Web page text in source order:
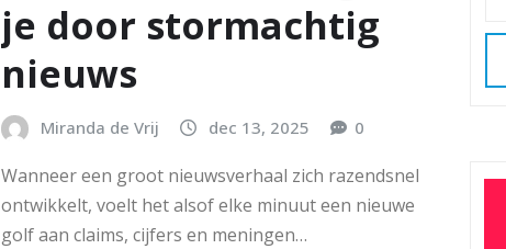
je door stormachtig
nieuws
Miranda de Vrij dec 13, 2025 0
Wanneer een groot nieuwsverhaal zich razendsnel
ontwikkelt, voelt het alsof elke minuut een nieuwe
golf aan claims, cijfers en meningen…